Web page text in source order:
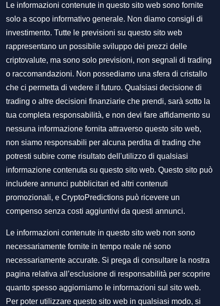
Le informazioni contenute in questo sito web sono fornite
solo a scopo informativo generale. Non diamo consigli di
investimento. Tutte le previsioni su questo sito web
rappresentano un possibile sviluppo dei prezzi delle
criptovalute, ma sono solo previsioni, non segnali di trading
o raccomandazioni. Non possediamo una sfera di cristallo
che ci permetta di vedere il futuro. Qualsiasi decisione di
trading o altre decisioni finanziarie che prendi, sarà sotto la
tua completa responsabilità, e non devi fare affidamento su
nessuna informazione fornita attraverso questo sito web,
non siamo responsabili per alcuna perdita di trading che
potresti subire come risultato dell'utilizzo di qualsiasi
informazione contenuta su questo sito web. Questo sito può
includere annunci pubblicitari ed altri contenuti
promozionali, e CryptoPredictions può ricevere un
compenso senza costi aggiuntivi da questi annunci.
Le informazioni contenute in questo sito web non sono
necessariamente fornite in tempo reale né sono
necessariamente accurate. Si prega di consultare la nostra
pagina relativa all’esclusione di responsabilità per scoprire
quanto spesso aggiorniamo le informazioni sul sito web.
Per poter utilizzare questo sito web in qualsiasi modo, si